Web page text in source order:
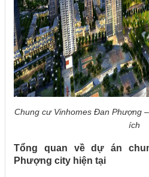
Chung cư Vinhomes Đan Phượng
ích
Tổng quan về dự án
Phượng city hiện tại